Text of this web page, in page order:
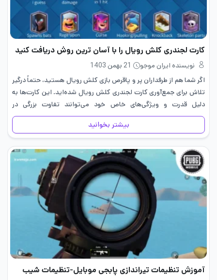
کارت لجندری کلش رویال را با آسان ترین روش دریافت کنید
نویسنده ایران موجو
21 بهمن 1403
اگر شما هم از طرفداران پر و پاقرص بازی کلش رویال هستید، حتماً درگیر
تلاش برای جمع‌آوری کارت لجندری کلش رویال شده‌اید. این کارت‌ها به
دلیل قدرت و ویژگی‌های خاص خود می‌توانند تفاوت بزرگی در
استراتژی‌های بازی ایجاد کنند، اما…
بیشتر بخوانید
آموزش تنظیمات تیراندازی پابجی موبایل-تنظیمات شیب